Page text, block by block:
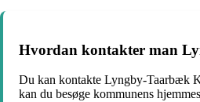
Hvordan kontakter man
Du kan kontakte Lyngby-Taarbæk
kan du besøge kommunens